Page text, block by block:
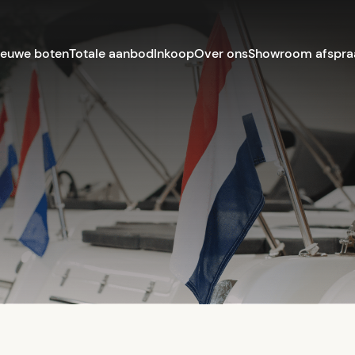
botenTotale aanbodInkoopOver onsShowroom